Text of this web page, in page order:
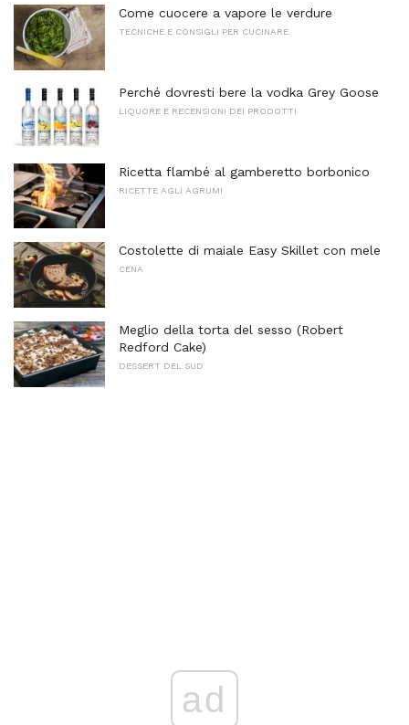
Come cuocere a vapore le verdure
TECNICHE E CONSIGLI PER CUCINARE
Perché dovresti bere la vodka Grey Goose
LIQUORE E RECENSIONI DEI PRODOTTI
Ricetta flambé al gamberetto borbonico
RICETTE AGLI AGRUMI
Costolette di maiale Easy Skillet con mele
CENA
Meglio della torta del sesso (Robert
Redford Cake)
DESSERT DEL SUD
ad